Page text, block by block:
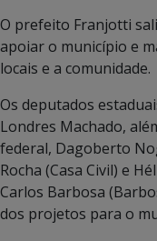
O prefeito Franjotti
apoiar o município e
locais e a comunidade.
Os deputados
Londres Machado,
federal, Dagoberto
Rocha (Casa Civil) e
Carlos Barbosa
dos projetos para o